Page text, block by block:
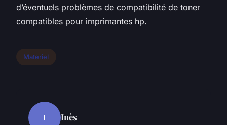
d’éventuels problèmes de compatibilité de toner
compatibles pour imprimantes hp.
Materiel
I Inès